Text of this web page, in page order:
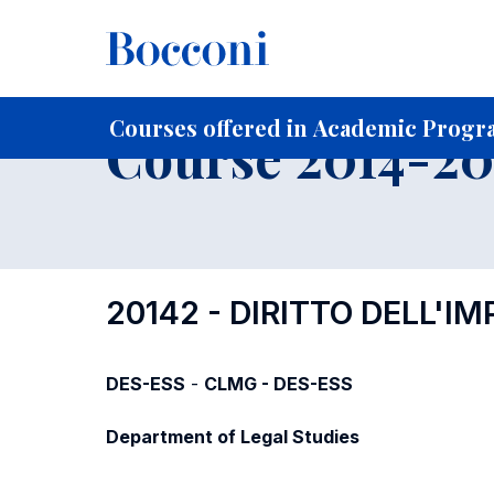
Courses offered in Academic
Home For current Students
Course 2014-
20142 - DIRITTO
DES-ESS - CLMG - DES-ESS
Department of Legal Studies